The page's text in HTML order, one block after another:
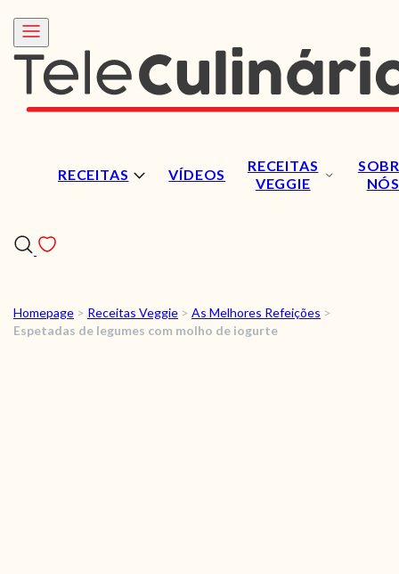
RECEITAS VÍDEOS
RECEITAS
VEGGIE
NÓS
RECEITAS
Homepage > Receitas Veggie > As Melhores Refeições >
Espetadas de legumes com molho de iogurte